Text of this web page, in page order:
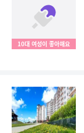
10대 여성이 좋아해요